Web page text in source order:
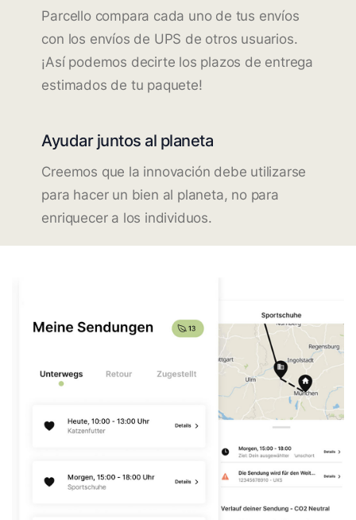
Parcello compara cada uno de tus envíos
con los envíos de UPS de otros usuarios.
¡Así podemos decirte los plazos de entrega
estimados de tu paquete!
Ayudar juntos al planeta
Creemos que la innovación debe utilizarse
para hacer un bien al planeta, no para
enriquecer a los individuos.